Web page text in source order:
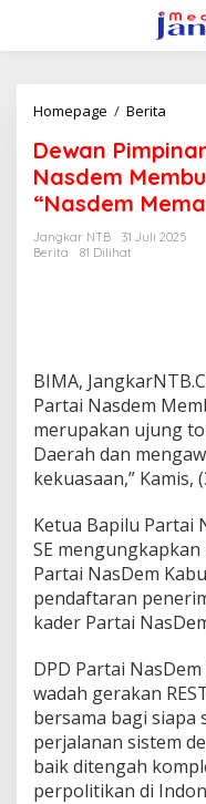
konten
Homepage / Berita
Partai
Dewan
Nasdem
“Nasdem
Jangkar NTB
31 Juli 2025
Berita
81 Dilihat
BIMA,
Partai Nasdem
merupakan ujung
Daerah dan
kekuasaan,” Kamis,
Ketua Bapilu Partai
SE
Partai NasDem
pendaftaran
kader Partai
DPD Partai
wadah gerakan
bersama bagi siapa
perjalanan sistem
baik ditengah
perpolitikan di